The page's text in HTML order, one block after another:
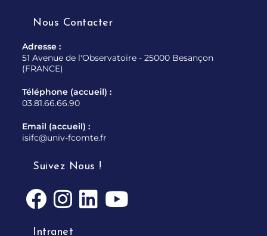
Nous Contacter
Adresse :
51 Avenue de l'Observatoire - 25000 Besançon
(FRANCE)
Téléphone (accueil) :
03.81.66.66.90
Email (accueil) :
isifc@univ-fcomte.fr
Suivez Nous !
Intranet